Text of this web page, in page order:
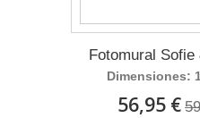
Fotomural
Dimensiones:
56,95 €